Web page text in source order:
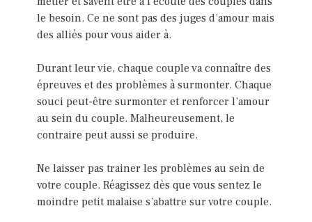
le besoin. Ce ne sont pas des juges d’amour mais
des alliés pour vous aider à.
Durant leur vie, chaque couple va connaître des
épreuves et des problèmes à surmonter. Chaque
souci peut-être surmonter et renforcer l’amour
au sein du couple. Malheureusement, le
contraire peut aussi se produire.
Ne laisser pas trainer les problèmes au sein de
votre couple. Réagissez dès que vous sentez le
moindre petit malaise s’abattre sur votre couple.